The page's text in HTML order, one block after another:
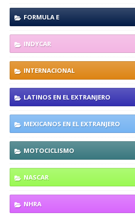
FORMULA E
INDYCAR
INTERNACIONAL
LATINOS EN EL EXTRANJERO
MEXICANOS EN EL EXTRANJERO
MOTOCICLISMO
NASCAR
NHRA